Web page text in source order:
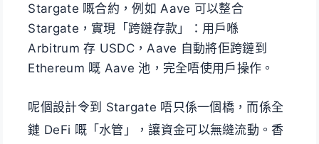
Stargate 嘅合約，例如 Aave 可以整合
Stargate，實現「跨鏈存款」：用戶喺
Arbitrum 存 USDC，Aave 自動將佢跨鏈到
Ethereum 嘅 Aave 池，完全唔使用戶操作。
呢個設計令到 Stargate 唔只係一個橋，而係全
鏈 DeFi 嘅「水管」，讓資金可以無縫流動。香